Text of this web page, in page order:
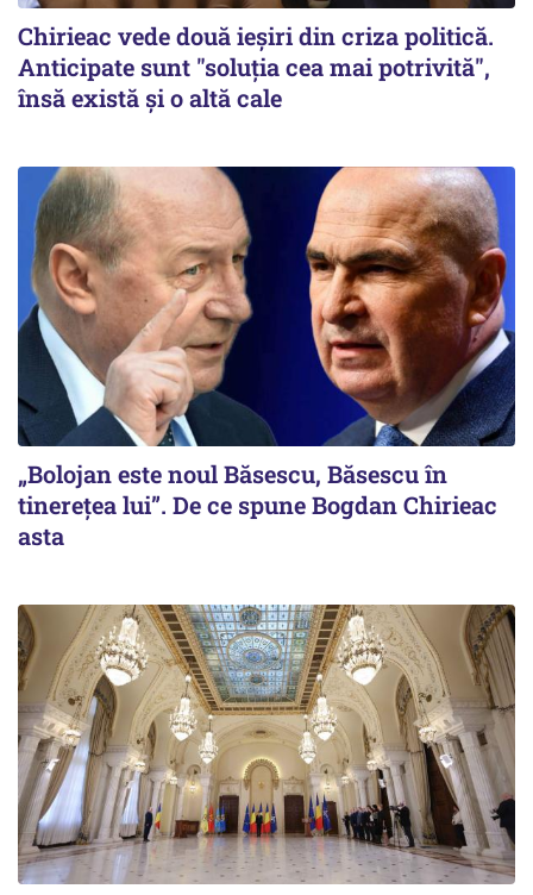
Chirieac vede două ieșiri din criza politică.
Anticipate sunt "soluția cea mai potrivită",
însă există și o altă cale
„Bolojan este noul Băsescu, Băsescu în
tinerețea lui”. De ce spune Bogdan Chirieac
asta